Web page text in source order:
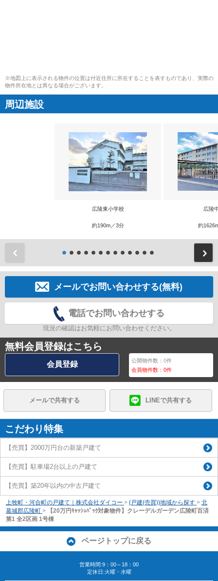
※地図上に表示される物件の位置は付近住所に所在することを表すものであり、実際の
物件所在地とは異なる場合がございます。
周辺施設
広陵東小学校
約190m／3分
広陵
約
メールでお問い合わせする(無料)
電話でお問い合わせする
現況の確認はお気軽にお問い合わせください。
無料会員登録はこちら
会員登録 公開物件数：0件
会員物件数：0件
メールで共有する LINEで共有する
こだわり特集
【売買】2000万円台の新築戸建て
【売買】駐車場2台以上の戸建て
【売買】築20年以内の中古戸建て
上牧町・河合町の戸建て｜株式会社ダイコー > (戸建(売買))地域から探す > 北
葛城郡広陵町 >
【20万円ｷｬｯｼｭﾊﾞｯｸ対象物件】クレーデルガーデン広陵町百済
第1 全2区画 1号棟
ページトップに戻る
営業時間:9：00～18：00
定休日:火曜・水曜